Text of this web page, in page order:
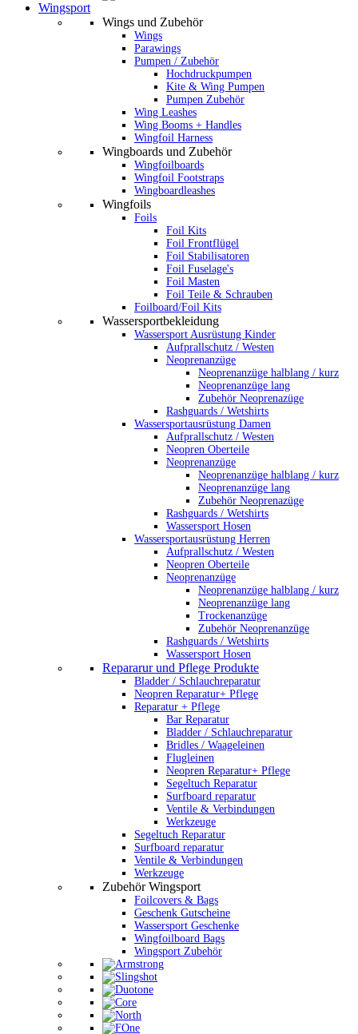
Wingsport
Wings und Zubehör
Wings
Parawings
Pumpen / Zubehör
Hochdruckpumpen
Kite & Wing Pumpen
Pumpen Zubehör
Wing Leashes
Wing Booms + Handles
Wingfoil Harness
Wingboards und Zubehör
Wingfoilboards
Wingfoil Footstraps
Wingboardleashes
Wingfoils
Foils
Foil Kits
Foil Frontflügel
Foil Stabilisatoren
Foil Fuselage's
Foil Masten
Foil Teile & Schrauben
Foilboard/Foil Kits
Wassersportbekleidung
Wassersport Ausrüstung Kinder
Aufprallschutz / Westen
Neoprenanzüge
Neoprenanzüge halblang / kurz
Neoprenanzüge lang
Zubehör Neoprenazüge
Rashguards / Wetshirts
Wassersportausrüstung Damen
Aufprallschutz / Westen
Neopren Oberteile
Neoprenanzüge
Neoprenanzüge halblang / kurz
Neoprenanzüge lang
Zubehör Neoprenazüge
Rashguards / Wetshirts
Wassersport Hosen
Wassersportausrüstung Herren
Aufprallschutz / Westen
Neopren Oberteile
Neoprenanzüge
Neoprenanzüge halblang / kurz
Neoprenanzüge lang
Trockenanzüge
Zubehör Neoprenanzüge
Rashguards / Wetshirts
Wassersport Hosen
Repararur und Pflege Produkte
Bladder / Schlauchreparatur
Neopren Reparatur+ Pflege
Reparatur + Pflege
Bar Reparatur
Bladder / Schlauchreparatur
Bridles / Waageleinen
Flugleinen
Neopren Reparatur+ Pflege
Segeltuch Reparatur
Surfboard reparatur
Ventile & Verbindungen
Werkzeuge
Segeltuch Reparatur
Surfboard reparatur
Ventile & Verbindungen
Werkzeuge
Zubehör Wingsport
Foilcovers & Bags
Geschenk Gutscheine
Wassersport Geschenke
Wingfoilboard Bags
Wingsport Zubehör